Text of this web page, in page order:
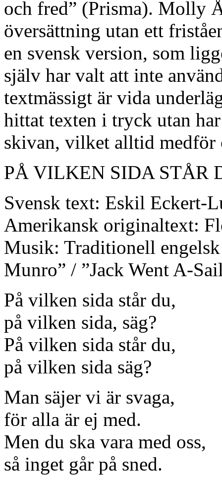
och fred” (Prisma). Molly
översättning utan ett
en svensk version, som
själv har valt att inte
textmässigt är vida
hittat texten i tryck utan
skivan, vilket alltid medför
PÅ VILKEN SIDA STÅR
Svensk text: Eskil Eckert-
Amerikansk originaltext:
Musik: Traditionell engelsk
Munro” / ”Jack Went A-
På vilken sida står du,
på vilken sida, säg?
På vilken sida står du,
på vilken sida säg?
Man säjer vi är svaga,
för alla är ej med.
Men du ska vara med oss,
så inget går på sned.